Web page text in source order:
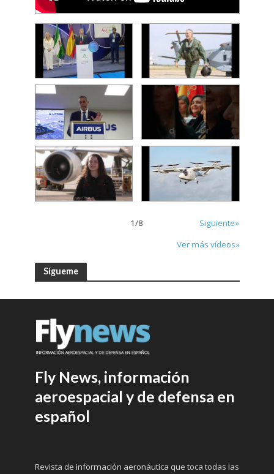
1/8
Siguiente»
Ver más vídeos»
Sígueme
Fly News, información
aeroespacial y de defensa en
español
Revista de información aeronáutica que toca todas las